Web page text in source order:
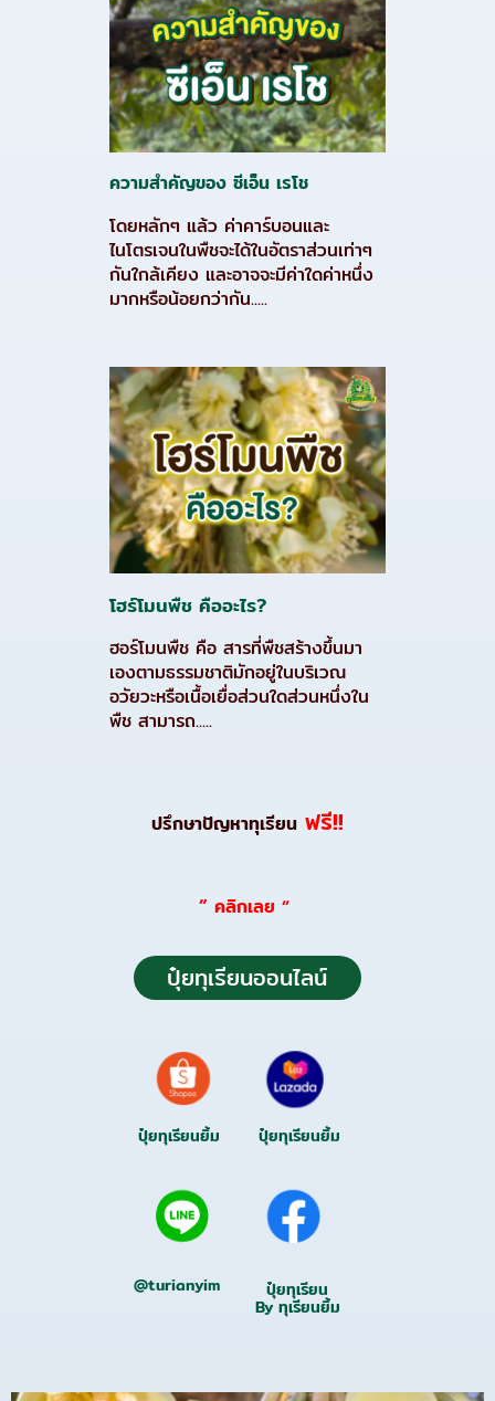
ความสำคัญของ ซีเอ็น เรโช
โดยหลักๆ แล้ว ค่าคาร์บอนและ
ไนโตรเจนในพืชจะได้ในอัตราส่วนเท่าๆ
กันใกล้เคียง และอาจจะมีค่าใดค่าหนึ่ง
มากหรือน้อยกว่ากัน.....
โฮร์โมนพืช คืออะไร?
ฮอร์โมนพืช คือ สารที่พืชสร้างขึ้นมา
เองตามธรรมชาติมักอยู่ในบริเวณ
อวัยวะหรือเนื้อเยื่อส่วนใดส่วนหนึ่งใน
พืช สามารถ.....
ปรึกษาปัญหาทุเรียน ฟรี!!
” คลิกเลย “
ปุ๋ยทุเรียนออนไลน์
ปุ๋ยทุเรียนยิ้ม ปุ๋ยทุเรียนยิ้ม
@turianyim ปุ๋ยทุเรียน
By ทุเรียนยิ้ม